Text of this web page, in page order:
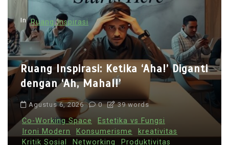
In Ruang Inspirasi
Ruang Inspirasi: Ketika ‘Aha!’ Diganti
dengan ‘Ah, Mahal!’
Agustus 6, 2026 0 39 words
Co-Working Space
Estetika vs Fungsi
Ironi Modern
Konsumerisme
kreativitas
Kritik Sosial
Networking Produktivitas